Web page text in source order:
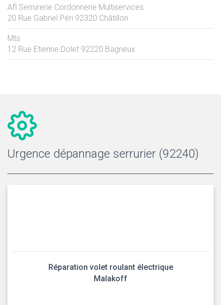
Afl Serrurerie Cordonnerie Multiservices
20 Rue Gabriel Péri 92320 Châtillon
Mts
12 Rue Etienne Dolet 92220 Bagneux
Urgence dépannage serrurier (92240)
Réparation volet roulant électrique
Malakoff